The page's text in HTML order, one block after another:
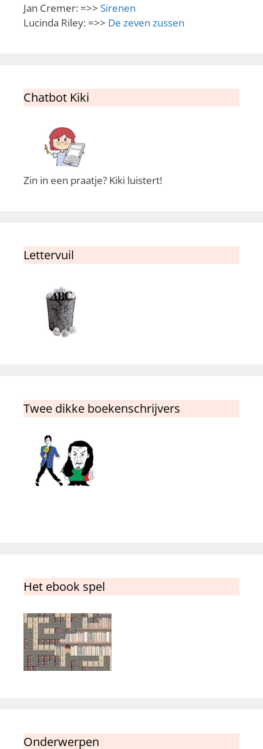
Jan Cremer: =>> Sirenen
Lucinda Riley: =>> De zeven zussen
Chatbot Kiki
Zin in een praatje? Kiki luistert!
Lettervuil
Twee dikke boekenschrijvers
Het ebook spel
Onderwerpen